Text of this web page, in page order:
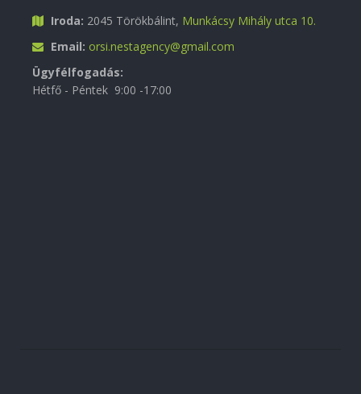
Iroda: 2045 Törökbálint, Munkácsy Mihály utca 10.
Email: orsi.nestagency@gmail.com
Ügyfélfogadás:
Hétfő - Péntek 9:00 -17:00